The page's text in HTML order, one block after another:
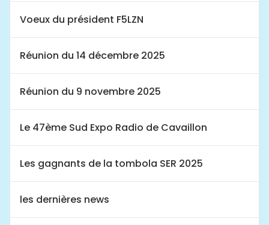
Voeux du président F5LZN
Réunion du 14 décembre 2025
Réunion du 9 novembre 2025
Le 47ème Sud Expo Radio de Cavaillon
Les gagnants de la tombola SER 2025
les dernières news